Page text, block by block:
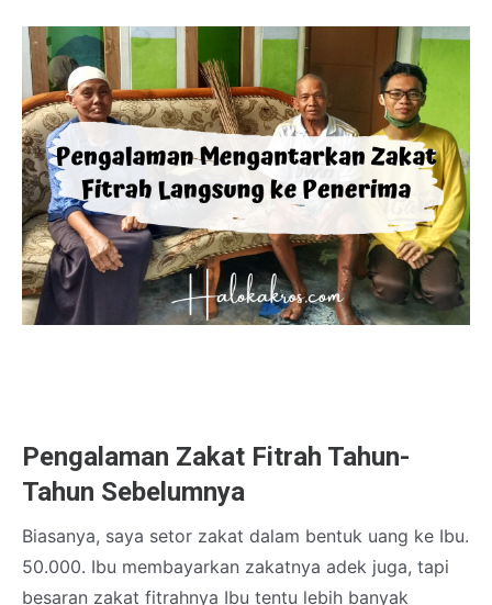
Pengalaman Zakat Fitrah Tahun-
Tahun Sebelumnya
Biasanya, saya setor zakat dalam bentuk uang ke Ibu.
50.000. Ibu membayarkan zakatnya adek juga, tapi
besaran zakat fitrahnya Ibu tentu lebih banyak